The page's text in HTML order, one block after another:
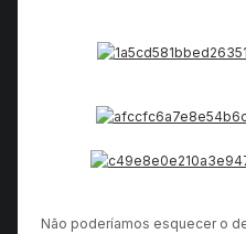
Não poderíamos esquecer o